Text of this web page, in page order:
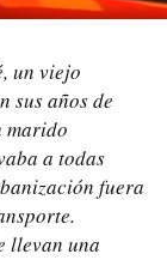
un viejo
sus años de
marido
a todas
fuera
llevan una